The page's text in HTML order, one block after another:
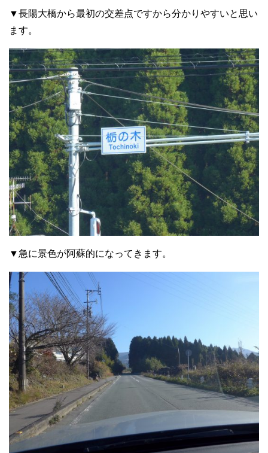
▼長陽大橋から最初の交差点ですから分かりやすいと思い
ます。
▼急に景色が阿蘇的になってきます。